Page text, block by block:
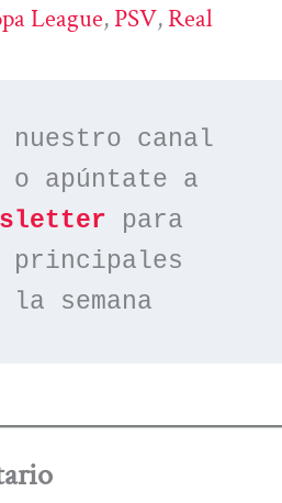
League, PSV, Real
nuestro canal
o apúntate a
para
semana